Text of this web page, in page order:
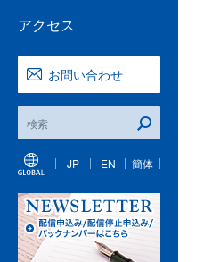
アクセス
お問い合わせ
JP EN 簡体